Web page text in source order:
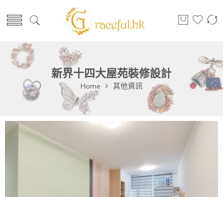
新界十四大屋苑裝修設計
Home 其他資訊